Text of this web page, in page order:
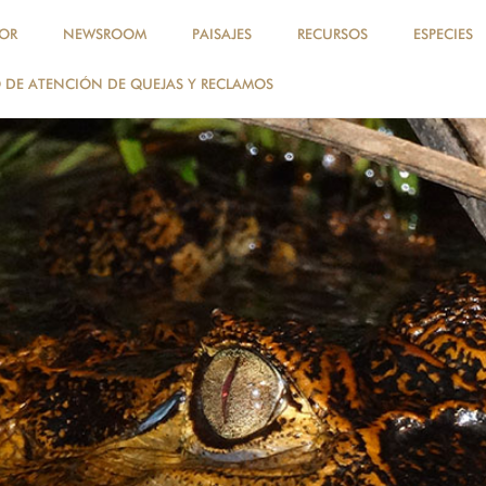
NEWSROOM PAISAJES RECURSOS ESPECIES
ATENCIÓN DE QUEJAS Y RECLAMOS